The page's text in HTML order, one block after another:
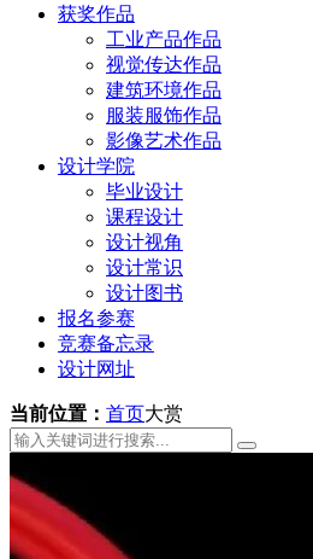
获奖作品
工业产品作品
视觉传达作品
建筑环境作品
服装服饰作品
影像艺术作品
设计学院
毕业设计
课程设计
设计视角
设计常识
设计图书
报名参赛
竞赛备忘录
设计网址
当前位置： 首页大赏